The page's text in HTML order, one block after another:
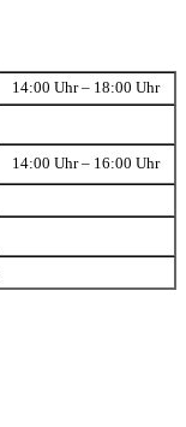
14:00 Uhr – 18:00 Uhr
14:00 Uhr – 16:00 Uhr